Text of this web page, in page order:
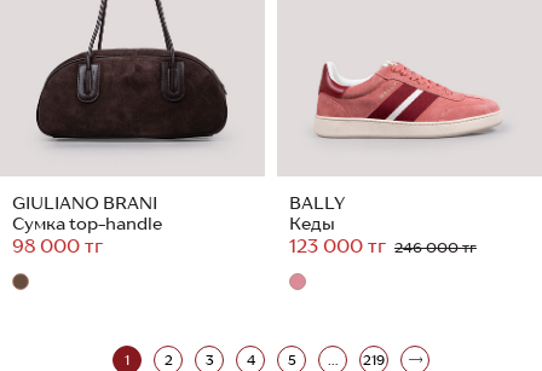
GIULIANO BRANI
Сумка top-handle
98 000 тг
BALLY
Кеды
123 000 тг 246 000 тг
1 2 3 4 5 ... 219